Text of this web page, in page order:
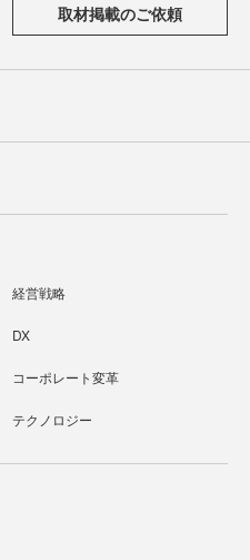
取材掲載のご依頼
経営戦略
DX
コーポレート変革
テクノロジー